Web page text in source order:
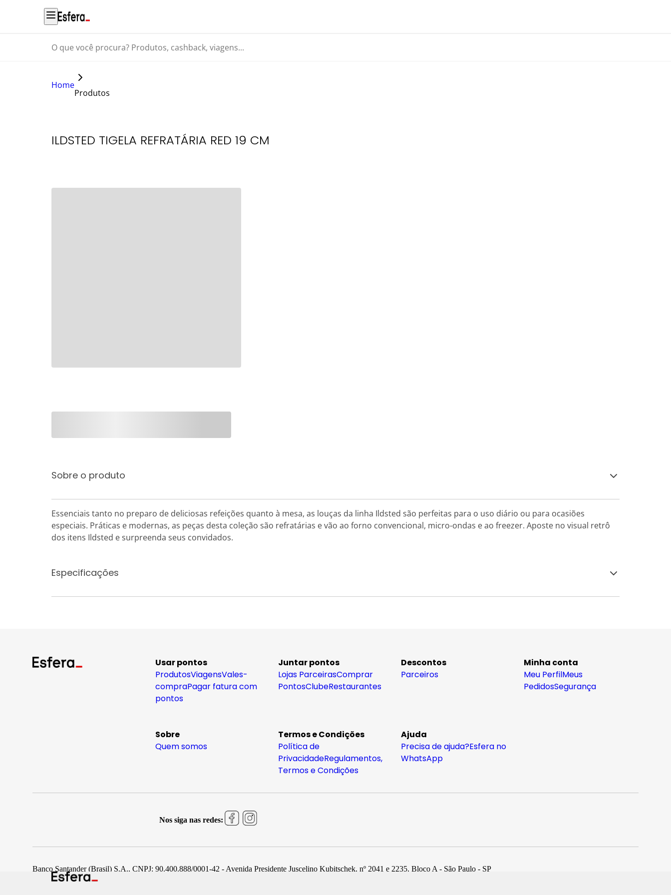
O que você procura? Produtos, cashback, viagens...
Home
Produtos
ILDSTED TIGELA REFRATÁRIA RED 19 CM
Sobre o produto
Essenciais tanto no preparo de deliciosas refeições quanto à mesa, as louças da linha Ildsted são perfeitas para o uso diário ou para ocasiões
especiais. Práticas e modernas, as peças desta coleção são refratárias e vão ao forno convencional, micro-ondas e ao freezer. Aposte no visual retrô
dos itens Ildsted e surpreenda seus convidados.
Especificações
Usar pontos
ProdutosViagensVales-
compraPagar fatura com
pontos
Juntar pontos
Lojas ParceirasComprar
PontosClubeRestaurantes
Descontos
Parceiros
Minha conta
Meu PerfilMeus
PedidosSegurança
Sobre
Quem somos
Termos e Condições
Política de
PrivacidadeRegulamentos,
Termos e Condições
Ajuda
Precisa de ajuda?Esfera no
WhatsApp
Nos siga nas redes:
Banco Santander (Brasil) S.A., CNPJ: 90.400.888/0001-42 - Avenida Presidente Juscelino Kubitschek, nº 2041 e 2235, Bloco A - São Paulo - SP